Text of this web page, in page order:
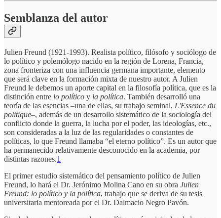
Semblanza del autor
Julien Freund (1921-1993). Realista político, filósofo y sociólogo de
lo político y polemólogo nacido en la región de Lorena, Francia,
zona fronteriza con una influencia germana importante, elemento
que será clave en la formación mixta de nuestro autor. A Julien
Freund le debemos un aporte capital en la filosofía política, que es la
distinción entre lo político y la política. También desarrolló una
teoría de las esencias –una de ellas, su trabajo seminal, L'Essence du
politique–, además de un desarrollo sistemático de la sociología del
conflicto donde la guerra, la lucha por el poder, las ideologías, etc.,
son consideradas a la luz de las regularidades o constantes de
políticas, lo que Freund llamaba “el eterno político”. Es un autor que
ha permanecido relativamente desconocido en la academia, por
distintas razones.1
El primer estudio sistemático del pensamiento político de Julien
Freund, lo hará el Dr. Jerónimo Molina Cano en su obra Julien
Freund: lo político y la política, trabajo que se deriva de su tesis
universitaria mentoreada por el Dr. Dalmacio Negro Pavón.